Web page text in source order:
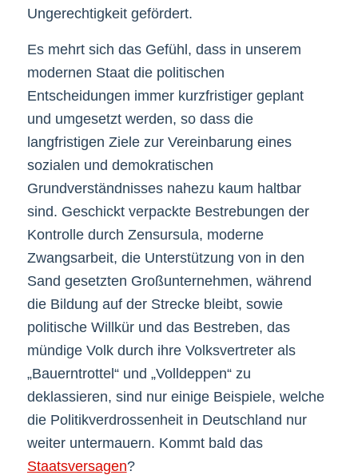
Ungerechtigkeit gefördert.
Es mehrt sich das Gefühl, dass in unserem
modernen Staat die politischen
Entscheidungen immer kurzfristiger geplant
und umgesetzt werden, so dass die
langfristigen Ziele zur Vereinbarung eines
sozialen und demokratischen
Grundverständnisses nahezu kaum haltbar
sind. Geschickt verpackte Bestrebungen der
Kontrolle durch Zensursula, moderne
Zwangsarbeit, die Unterstützung von in den
Sand gesetzten Großunternehmen, während
die Bildung auf der Strecke bleibt, sowie
politische Willkür und das Bestreben, das
mündige Volk durch ihre Volksvertreter als
„Bauerntrottel“ und „Volldeppen“ zu
deklassieren, sind nur einige Beispiele, welche
die Politikverdrossenheit in Deutschland nur
weiter untermauern. Kommt bald das
Staatsversagen?